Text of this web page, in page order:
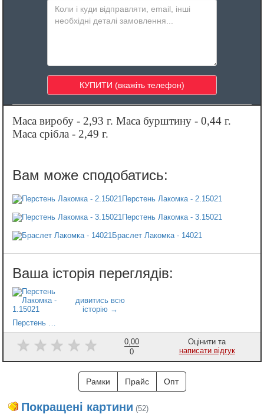
Маса виробу - 2,93 г. Маса бурштину - 0,44 г.
Маса срібла - 2,49 г.
Перстень Лакомка - 2.15021
Перстень Лакомка - 3.15021
Браслет Лакомка - 14021
0,00
0
Оцінити та
написати відгук
Рамки Прайс Опт
Покращені картини (52)